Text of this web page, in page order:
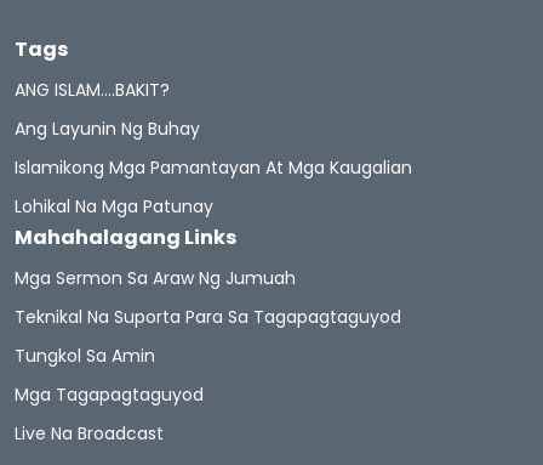
Tags
ANG ISLAM….BAKIT?
Ang Layunin Ng Buhay
Islamikong Mga Pamantayan At Mga Kaugalian
Lohikal Na Mga Patunay
Mahahalagang Links
Mga Sermon Sa Araw Ng Jumuah
Teknikal Na Suporta Para Sa Tagapagtaguyod
Tungkol Sa Amin
Mga Tagapagtaguyod
Live Na Broadcast